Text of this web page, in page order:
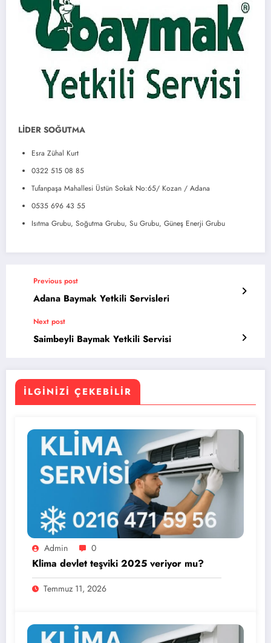
LİDER SOĞUTMA
Esra Zühal Kurt
0322 515 08 85
Tufanpaşa Mahallesi Üstün Sokak No:65/ Kozan / Adana
0535 696 43 55
Isıtma Grubu, Soğutma Grubu, Su Grubu, Güneş Enerji Grubu
Previous post
Adana Baymak Yetkili Servisleri
Next post
Saimbeyli Baymak Yetkili Servisi
İLGINIZI ÇEKEBILIR
Admin 0
Klima devlet teşviki 2025 veriyor mu?
Temmuz 11, 2026